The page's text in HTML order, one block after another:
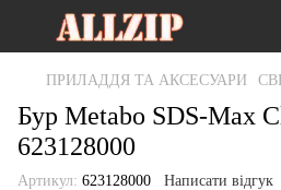
ПРИЛАДДЯ ТА АКСЕСУАРИ
Бур Metabo SDS-Max
623128000
Артикул: 623128000 Написати відгук